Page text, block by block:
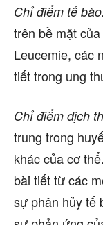
Chỉ điểm tế
trên bề mặt
Leucemie, các
tiết trong ung
Chỉ điểm dịch
trung trong
khác của cơ
bài tiết từ các
sự phân hủy tế